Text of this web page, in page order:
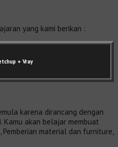
yang kami berikan :
+ Vray
karena dirancang dengan
Kamu akan belajar membuat
material dan furniture,